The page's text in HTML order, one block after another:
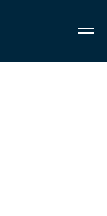
Ihr
von